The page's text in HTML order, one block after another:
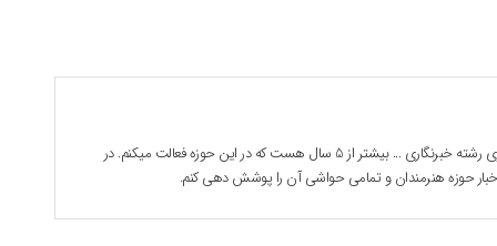
بابک جوادی هستم . 28 ساله دانشجوی رشته خبرنگاری ... بیشتر از 5 سال هست که در این حوزه فعالت میکنم. در
اخبار حوزه هنرمندان و تمامی حواشی آن را پوشش دهی کنم.